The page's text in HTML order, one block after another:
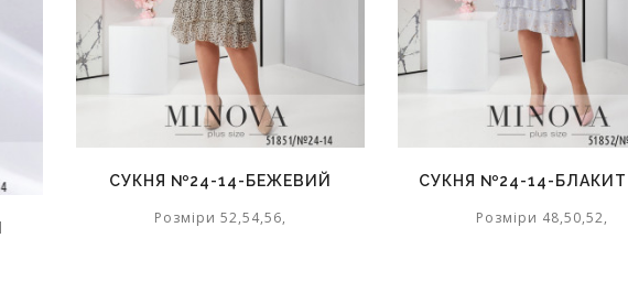
СУКНЯ №24-14-БЕЖЕВИЙ
Розміри 52,54,56,
СУКНЯ №24-14-
Розміри 48,50,52,